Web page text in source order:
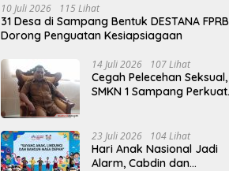
10 Juli 2026 115 Lihat
31 Desa di Sampang Bentuk DESTANA FPRB
Dorong Penguatan Kesiapsiagaan
14 Juli 2026 107 Lihat
Cegah Pelecehan Seksual,
SMKN 1 Sampang Perkuat
23 Juli 2026 104 Lihat
Hari Anak Nasional Jadi
Alarm, Cabdin dan